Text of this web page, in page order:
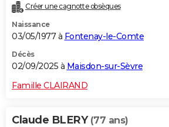
Créer une cagnotte obsèques
Naissance
03/05/1977 à Fontenay-le-Comte
Décès
02/09/2025 à Maisdon-sur-Sèvre
Famille CLAIRAND
Claude BLERY (77 ans)